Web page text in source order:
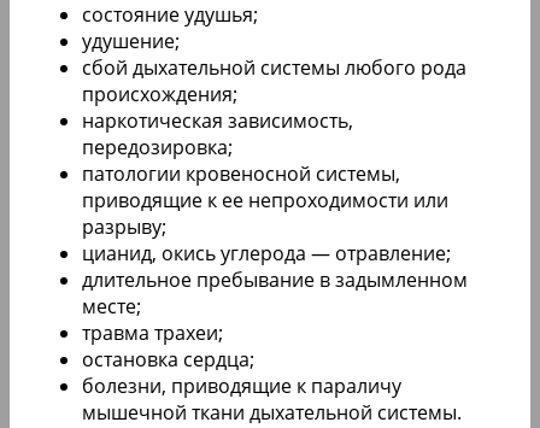
состояние удушья;
удушение;
сбой дыхательной системы любого рода
происхождения;
наркотическая зависимость,
передозировка;
патологии кровеносной системы,
приводящие к ее непроходимости или
разрыву;
цианид, окись углерода — отравление;
длительное пребывание в задымленном
месте;
травма трахеи;
остановка сердца;
болезни, приводящие к параличу
мышечной ткани дыхательной системы.